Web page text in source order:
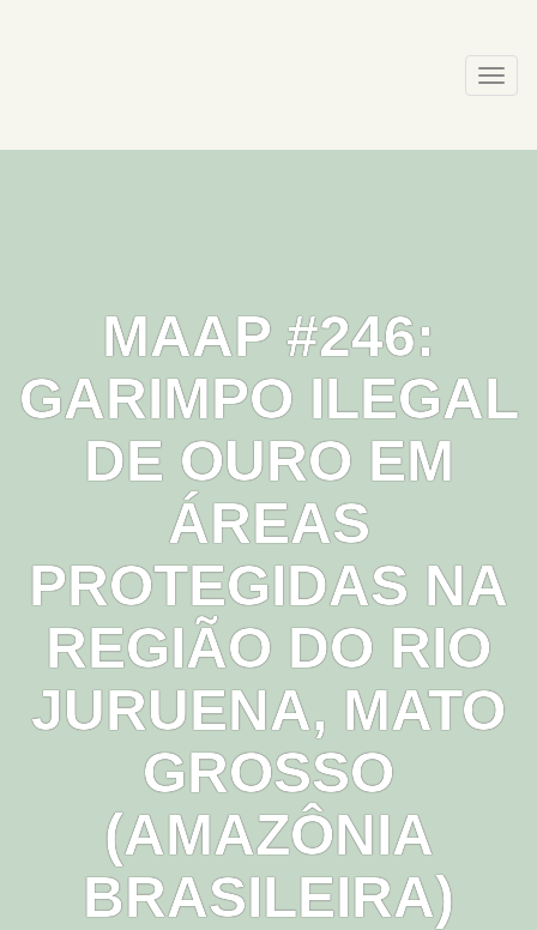
MAAP #246:
GARIMPO ILEGAL
DE OURO EM
ÁREAS
PROTEGIDAS NA
REGIÃO DO RIO
JURUENA, MATO
GROSSO
(AMAZÔNIA
BRASILEIRA)